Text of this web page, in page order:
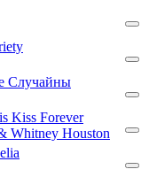
Случайны
Kiss Forever
Whitney Houston